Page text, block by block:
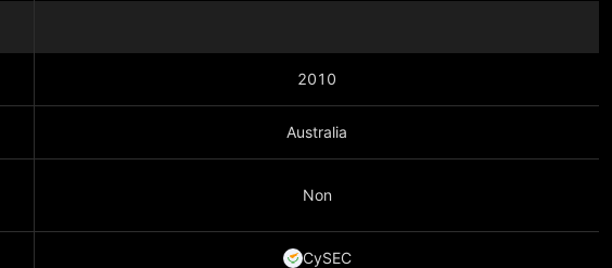
2010
Australia
Non
CySEC